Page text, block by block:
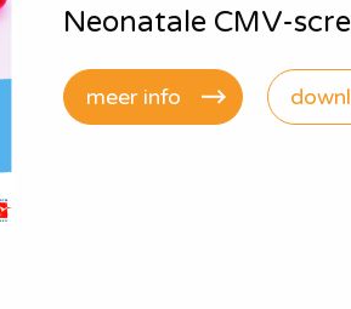
Neonatale CMV-
meer info